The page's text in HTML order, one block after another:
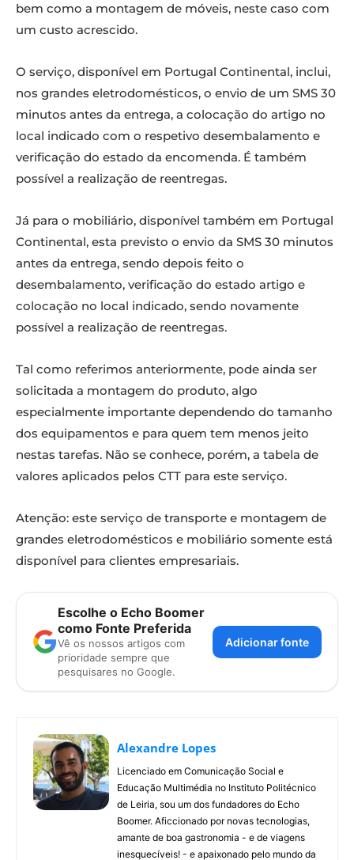
bem como a montagem de móveis, neste caso com
um custo acrescido.
O serviço, disponível em Portugal Continental, inclui,
nos grandes eletrodomésticos, o envio de um SMS 30
minutos antes da entrega, a colocação do artigo no
local indicado com o respetivo desembalamento e
verificação do estado da encomenda. É também
possível a realização de reentregas.
Já para o mobiliário, disponível também em Portugal
Continental, esta previsto o envio da SMS 30 minutos
antes da entrega, sendo depois feito o
desembalamento, verificação do estado artigo e
colocação no local indicado, sendo novamente
possível a realização de reentregas.
Tal como referimos anteriormente, pode ainda ser
solicitada a montagem do produto, algo
especialmente importante dependendo do tamanho
dos equipamentos e para quem tem menos jeito
nestas tarefas. Não se conhece, porém, a tabela de
valores aplicados pelos CTT para este serviço.
Atenção: este serviço de transporte e montagem de
grandes eletrodomésticos e mobiliário somente está
disponível para clientes empresariais.
Escolhe o Echo Boomer
como Fonte Preferida
Vê os nossos artigos com
prioridade sempre que
pesquisares no Google.
Adicionar fonte
Alexandre Lopes
Licenciado em Comunicação Social e
Educação Multimédia no Instituto Politécnico
de Leiria, sou um dos fundadores do Echo
Boomer. Aficcionado por novas tecnologias,
amante de boa gastronomia - e de viagens
inesquecíveis! - e apaixonado pelo mundo da